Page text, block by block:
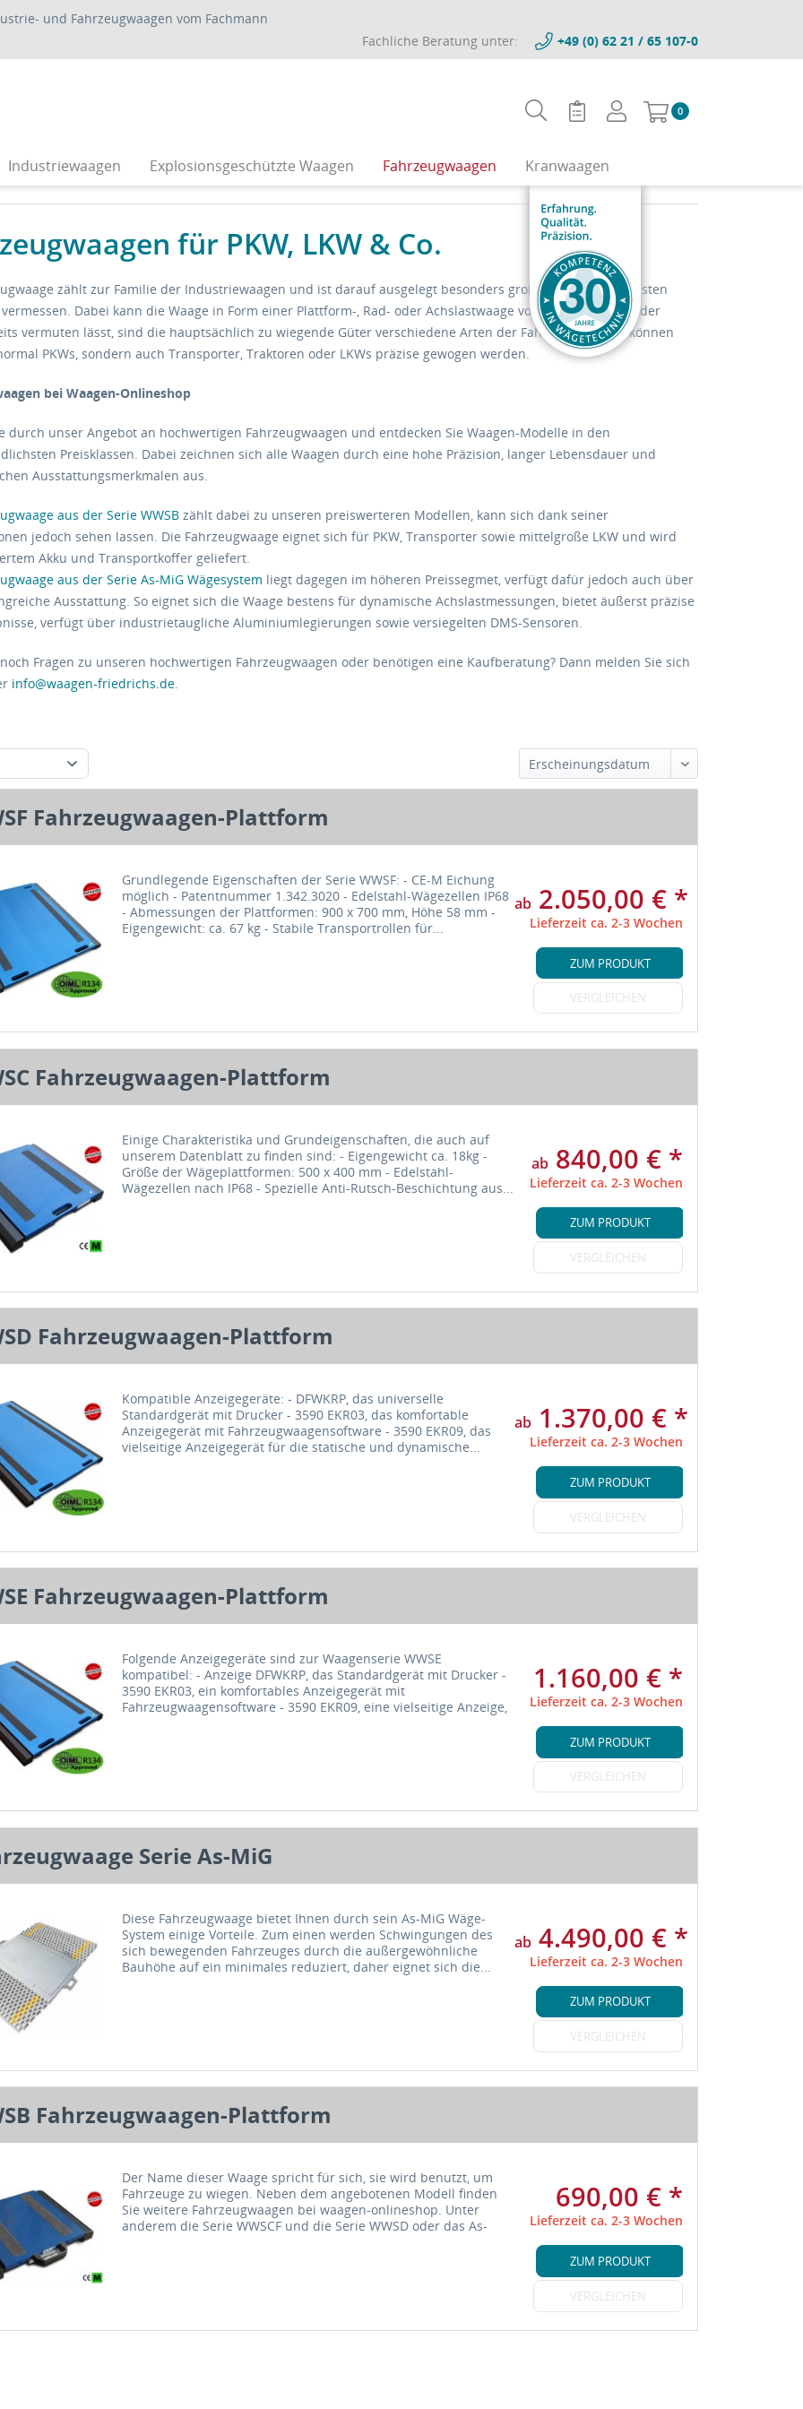
und Fahrzeugwaagen vom Fachmann
Fachliche Beratung unter:
+49 (0) 62 21 / 65 107-0
0
Industriewaagen Explosionsgeschützte Waagen Fahrzeugwaagen Kranwaagen
für PKW, LKW & Co.
zählt zur Familie der Industriewaagen und ist darauf ausgelegt besonders große und schwere Lasten
Dabei kann die Waage in Form einer Plattform-, Rad- oder Achslastwaage vorkommen. Wie ist der
vermuten lässt, sind die hauptsächlich zu wiegende Güter verschiedene Arten der Fahrzeuge. Dabei können
PKWs, sondern auch Transporter, Traktoren oder LKWs präzise gewogen werden.
bei Waagen-Onlineshop
durch unser Angebot an hochwertigen Fahrzeugwaagen und entdecken Sie Waagen-Modelle in den
Preisklassen. Dabei zeichnen sich alle Waagen durch eine hohe Präzision, langer Lebensdauer und
Ausstattungsmerkmalen aus.
aus der Serie WWSB zählt dabei zu unseren preiswerteren Modellen, kann sich dank seiner
jedoch sehen lassen. Die Fahrzeugwaage eignet sich für PKW, Transporter sowie mittelgroße LKW und wird
Akku und Transportkoffer geliefert.
aus der Serie As-MiG Wägesystem liegt dagegen im höheren Preissegmet, verfügt dafür jedoch auch über
Ausstattung. So eignet sich die Waage bestens für dynamische Achslastmessungen, bietet äußerst präzise
verfügt über industrietaugliche Aluminiumlegierungen sowie versiegelten DMS-Sensoren.
Fragen zu unseren hochwertigen Fahrzeugwaagen oder benötigen eine Kaufberatung? Dann melden Sie sich
info@waagen-friedrichs.de.
Fahrzeugwaagen-Plattform
Grundlegende Eigenschaften der Serie WWSF: - CE-M Eichung
möglich - Patentnummer 1.342.3020 - Edelstahl-Wägezellen IP68
- Abmessungen der Plattformen: 900 x 700 mm, Höhe 58 mm -
Eigengewicht: ca. 67 kg - Stabile Transportrollen für...
ab 2.050,00 € *
Lieferzeit ca. 2-3 Wochen
ZUM PRODUKT
VERGLEICHEN
Fahrzeugwaagen-Plattform
Einige Charakteristika und Grundeigenschaften, die auch auf
unserem Datenblatt zu finden sind: - Eigengewicht ca. 18kg -
Größe der Wägeplattformen: 500 x 400 mm - Edelstahl-
Wägezellen nach IP68 - Spezielle Anti-Rutsch-Beschichtung aus...
ab840,00 € *
Lieferzeit ca. 2-3 Wochen
ZUM PRODUKT
VERGLEICHEN
Fahrzeugwaagen-Plattform
Kompatible Anzeigegeräte: - DFWKRP, das universelle
Standardgerät mit Drucker - 3590 EKR03, das komfortable
Anzeigegerät mit Fahrzeugwaagensoftware - 3590 EKR09, das
vielseitige Anzeigegerät für die statische und dynamische...
ab 1.370,00 € *
Lieferzeit ca. 2-3 Wochen
ZUM PRODUKT
VERGLEICHEN
Fahrzeugwaagen-Plattform
Folgende Anzeigegeräte sind zur Waagenserie WWSE
kompatibel: - Anzeige DFWKRP, das Standardgerät mit Drucker -
3590 EKR03, ein komfortables Anzeigegerät mit
Fahrzeugwaagensoftware - 3590 EKR09, eine vielseitige Anzeige,
1.160,00 € *
Lieferzeit ca. 2-3 Wochen
ZUM PRODUKT
VERGLEICHEN
Serie As-MiG
Diese Fahrzeugwaage bietet Ihnen durch sein As-MiG Wäge-
System einige Vorteile. Zum einen werden Schwingungen des
sich bewegenden Fahrzeuges durch die außergewöhnliche
Bauhöhe auf ein minimales reduziert, daher eignet sich die...
ab 4.490,00 € *
Lieferzeit ca. 2-3 Wochen
ZUM PRODUKT
VERGLEICHEN
Fahrzeugwaagen-Plattform
Der Name dieser Waage spricht für sich, sie wird benutzt, um
Fahrzeuge zu wiegen. Neben dem angebotenen Modell finden
Sie weitere Fahrzeugwaagen bei waagen-onlineshop. Unter
anderem die Serie WWSCF und die Serie WWSD oder das As-
690,00 € *
Lieferzeit ca. 2-3 Wochen
ZUM PRODUKT
VERGLEICHEN